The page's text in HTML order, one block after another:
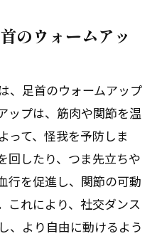
のウォームアッ
、足首のウォームアップ
ップは、筋肉や関節を温
って、怪我を予防しま
回したり、つま先立ちや
行を促進し、関節の可動
これにより、社交ダンス
、より自由に動けるよう